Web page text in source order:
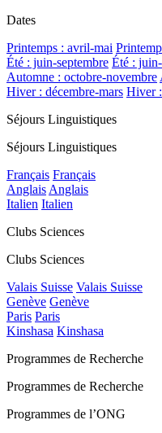
Dates
Printemps : avril-mai
Été : juin-septembre Été :
Automne : octobre-novembre
Hiver : décembre-mars Hiver
Séjours Linguistiques
Séjours Linguistiques
Français Français
Anglais Anglais
Italien Italien
Clubs Sciences
Clubs Sciences
Valais Suisse Valais Suisse
Genève Genève
Paris Paris
Kinshasa Kinshasa
Programmes de Recherche
Programmes de Recherche
Programmes de l’ONG